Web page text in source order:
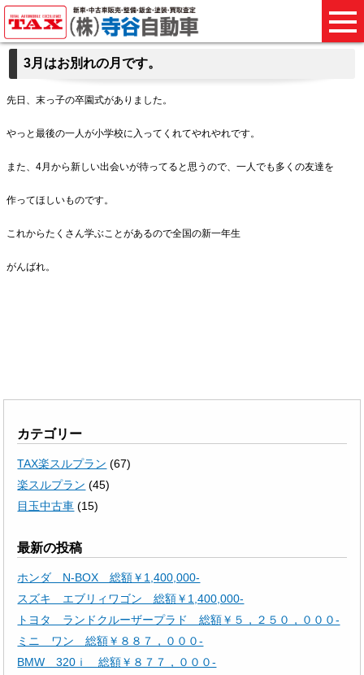
3月はお別れの月です。
先日、末っ子の卒園式がありました。
やっと最後の一人が小学校に入ってくれてやれやれです。
また、4月から新しい出会いが待ってると思うので、一人でも多くの友達を
作ってほしいものです。
これからたくさん学ぶことがあるので全国の新一年生
がんばれ。
カテゴリー
TAX楽スルプラン (67)
楽スルプラン (45)
目玉中古車 (15)
最新の投稿
ホンダ N-BOX 総額￥1,400,000-
スズキ エブリィワゴン 総額￥1,400,000-
トヨタ ランドクルーザープラド 総額￥５，２５０，０００-
ミニ ワン 総額￥８８７，０００-
BMW 320ｉ 総額￥８７７，０００-